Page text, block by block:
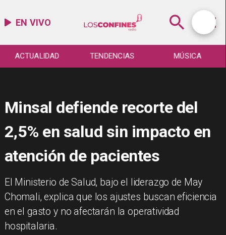
EN VIVO
ACTUALIDAD TENDENCIAS MÚSICA
Minsal defiende recorte del
2,5% en salud sin impacto en
atención de pacientes
El Ministerio de Salud, bajo el liderazgo de May
Chomali, explica que los ajustes buscan eficiencia
en el gasto y no afectarán la operatividad
hospitalaria.